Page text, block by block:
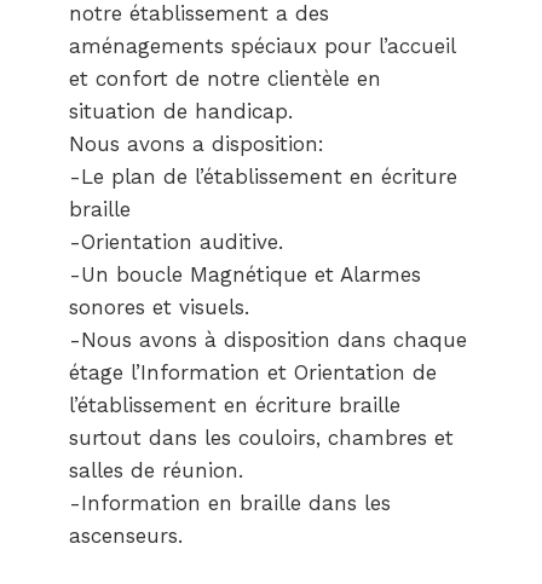
notre établissement a des
aménagements spéciaux pour l’accueil
et confort de notre clientèle en
situation de handicap.
Nous avons a disposition:
-Le plan de l’établissement en écriture
braille
-Orientation auditive.
-Un boucle Magnétique et Alarmes
sonores et visuels.
-Nous avons à disposition dans chaque
étage l’Information et Orientation de
l’établissement en écriture braille
surtout dans les couloirs, chambres et
salles de réunion.
-Information en braille dans les
ascenseurs.